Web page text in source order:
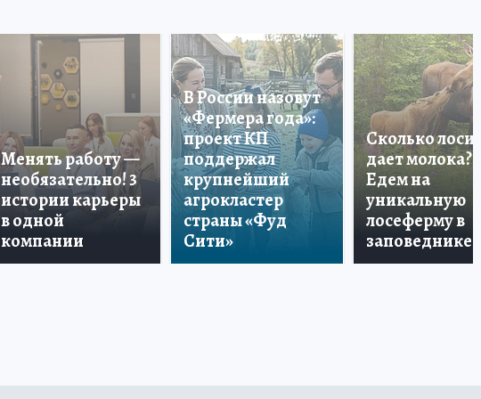
Менять работу —
необязательно! 3
истории карьеры
в одной
компании
В России назовут
«Фермера года»:
проект КП
поддержал
крупнейший
агрокластер
страны «Фуд
Сити»
Сколько лосиха
дает молока?
Едем на
уникальную
лосеферму в
заповеднике!